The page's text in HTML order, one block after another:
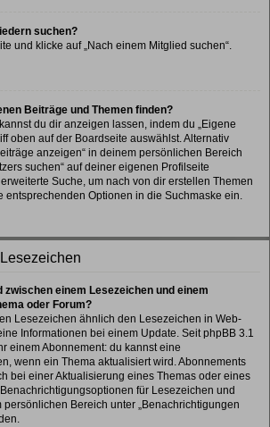
suchen?
und klicke auf „Nach einem Mitglied suchen“.
Beiträge und Themen finden?
du dir anzeigen lassen, indem du „Eigene
oben auf der Boardseite auswählst. Alternativ
anzeigen“ in deinem persönlichen Bereich
suchen“ auf deiner eigenen Profilseite
Suche, um nach von dir erstellen Themen
entsprechenden Optionen in die Suchmaske ein.
einem Lesezeichen und einem
oder Forum?
Lesezeichen ähnlich den Lesezeichen in Web-
Informationen bei einem Update. Seit phpBB 3.1
einem Abonnement: du kannst eine
wenn ein Thema aktualisiert wird. Abonnements
bei einer Aktualisierung eines Themas oder eines
für Lesezeichen und
Bereich unter „Benachrichtigungen